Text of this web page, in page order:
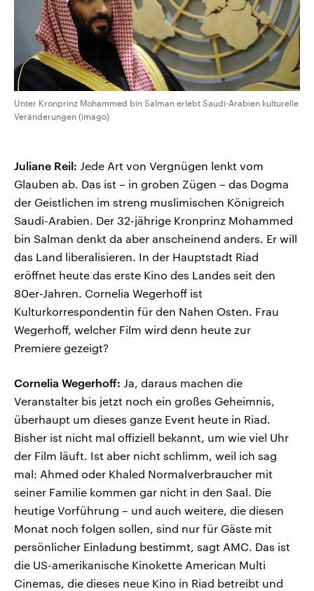
Unter Kronprinz Mohammed bin Salman erlebt Saudi-Arabien kulturelle
Veränderungen (imago)
Juliane Reil: Jede Art von Vergnügen lenkt vom
Glauben ab. Das ist – in groben Zügen – das Dogma
der Geistlichen im streng muslimischen Königreich
Saudi-Arabien. Der 32-jährige Kronprinz Mohammed
bin Salman denkt da aber anscheinend anders. Er will
das Land liberalisieren. In der Hauptstadt Riad
eröffnet heute das erste Kino des Landes seit den
80er-Jahren. Cornelia Wegerhoff ist
Kulturkorrespondentin für den Nahen Osten. Frau
Wegerhoff, welcher Film wird denn heute zur
Premiere gezeigt?
Cornelia Wegerhoff: Ja, daraus machen die
Veranstalter bis jetzt noch ein großes Geheimnis,
überhaupt um dieses ganze Event heute in Riad.
Bisher ist nicht mal offiziell bekannt, um wie viel Uhr
der Film läuft. Ist aber nicht schlimm, weil ich sag
mal: Ahmed oder Khaled Normalverbraucher mit
seiner Familie kommen gar nicht in den Saal. Die
heutige Vorführung – und auch weitere, die diesen
Monat noch folgen sollen, sind nur für Gäste mit
persönlicher Einladung bestimmt, sagt AMC. Das ist
die US-amerikanische Kinokette American Multi
Cinemas, die dieses neue Kino in Riad betreibt und